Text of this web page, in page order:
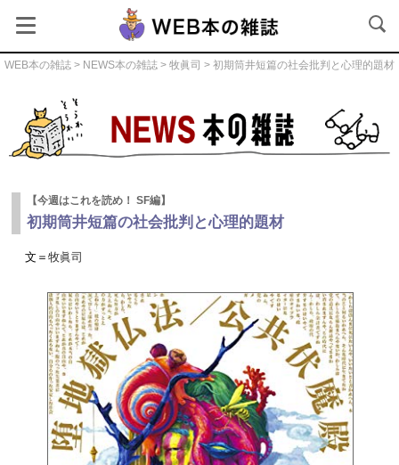
WEB本の雑誌 > NEWS本の雑誌 > 牧眞司 > 初期筒井短篇の社会批判と心理的題材
【今週はこれを読め！ SF編】
初期筒井短篇の社会批判と心理的題材
文＝ 牧眞司